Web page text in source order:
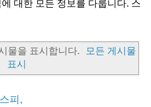
대한 모든 정보를 다룹니다. 스
물을 표시합니다.
모든 게시물
표시
피,